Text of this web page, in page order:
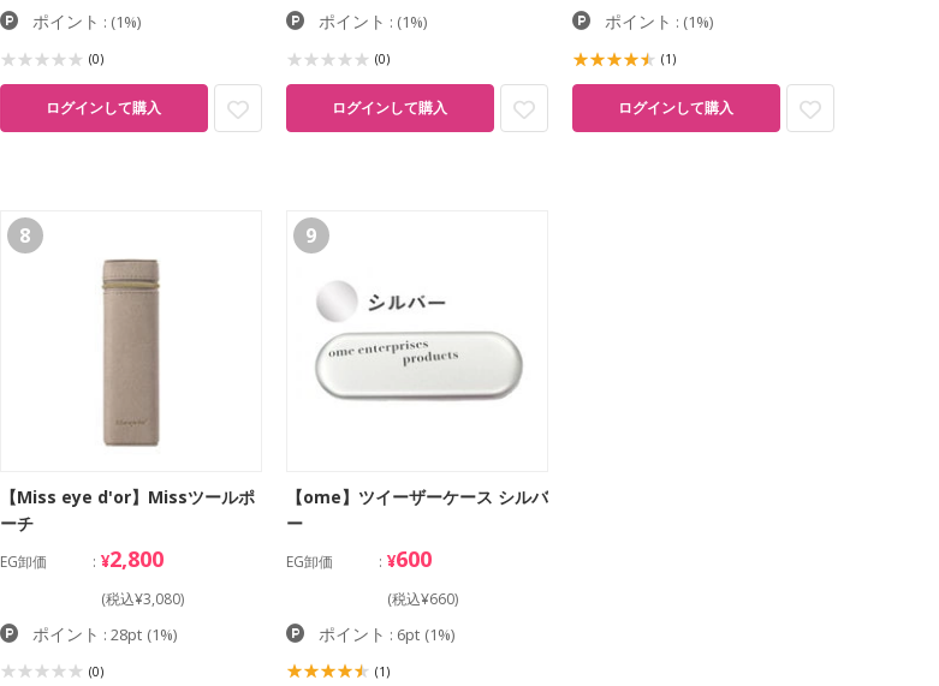
ポイント : (1%)
(0)
ログインして購入
ポイント : (1%)
(0)
ログインして購入
ポイント : (1%)
(1)
ログインして購入
8
【Miss eye d'or】Missツールポ
ーチ
EG卸価 ¥2,800
(税込¥3,080)
ポイント : 28pt (1%)
(0)
9
【ome】ツイーザーケース シルバ
ー
EG卸価 ¥600
(税込¥660)
ポイント : 6pt (1%)
(1)